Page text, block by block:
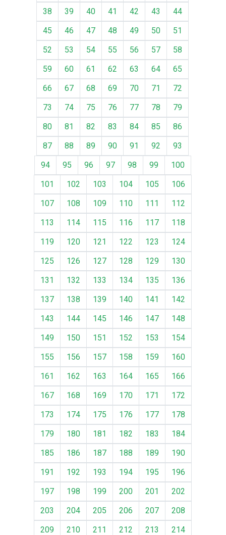
38
39 40 41 42 43
44
45
46 47 48 49 50
51
52
53 54 55 56 57
58
59
60 61 62 63 64
65
66
67 68 69 70 71
72
73
74 75 76 77 78
79
80
81 82 83 84 85
86
87
88 89 90 91 92
93
94
95 96 97 98 99
100
101
102 103 104 105
106
107
108 109 110 111
112
113
114 115 116 117
118
119
120 121 122 123
124
125
126 127 128 129
130
131
132 133 134 135
136
137
138 139 140 141
142
143
144 145 146 147
148
149
150 151 152 153
154
155
156 157 158 159
160
161
162 163 164 165
166
167
168 169 170 171
172
173
174 175 176 177
178
179
180 181 182 183
184
185
186 187 188 189
190
191
192 193 194 195
196
197
198 199 200 201
202
203
204 205 206 207
208
209
210 211 212 213
214